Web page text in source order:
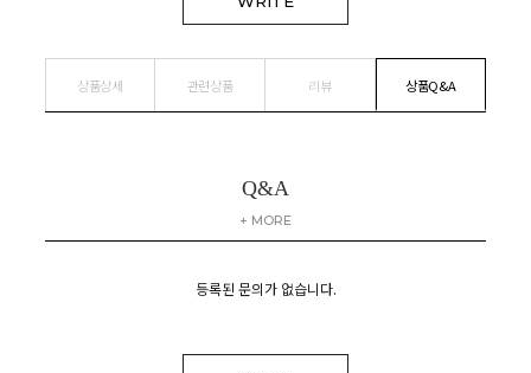
상품상세 관련상품 리뷰 상품Q&A
Q&A
+ MORE
등록된 문의가 없습니다.